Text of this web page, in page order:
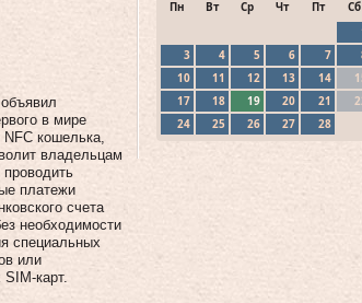
в мире
NFC кошелька,
владельцам
платежи
счета
необходимости
специальных
или
карт.
Пн Вт Ср Чт Пт Сб
3
4 5 6 7
10
11 12 13 14
17
18 19 20 21
24
25 26 27 28